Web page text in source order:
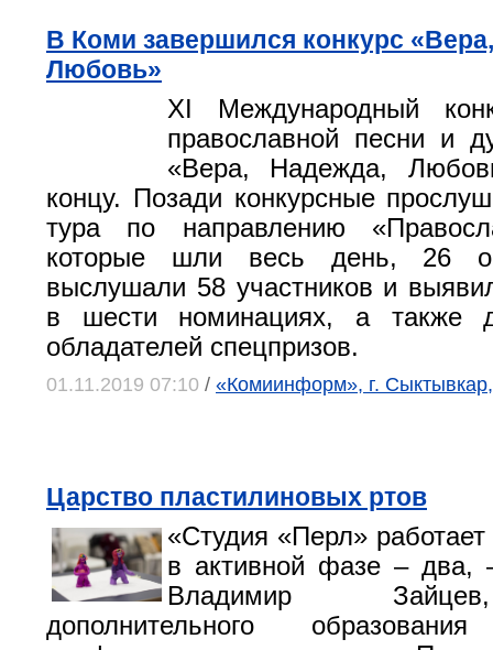
В Коми завершился конкурс
Любовь»
XI Международный
православной песни и
«Вера, Надежда,
концу. Позади конкурсные
тура по направлению
которые шли весь день, 26
выслушали 58 участников и
в шести номинациях, а также
обладателей спецпризов.
01.11.2019 07:10 / «Комиинформ», г.
Царство пластилиновых ртов
«Студия «Перл»
в активной фазе – два,
Владимир
дополнительного